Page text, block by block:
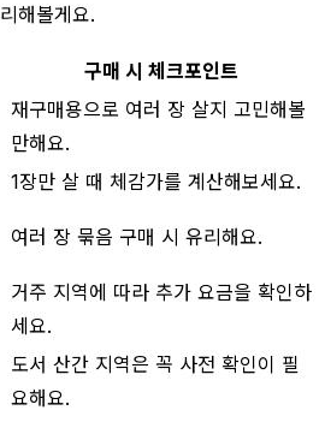
해볼게요.
구매 시 체크포인트
재구매용으로 여러 장 살지 고민해볼
만해요.
1장만 살 때 체감가를 계산해보세요.
여러 장 묶음 구매 시 유리해요.
거주 지역에 따라 추가 요금을 확인하
세요.
도서 산간 지역은 꼭 사전 확인이 필
요해요.